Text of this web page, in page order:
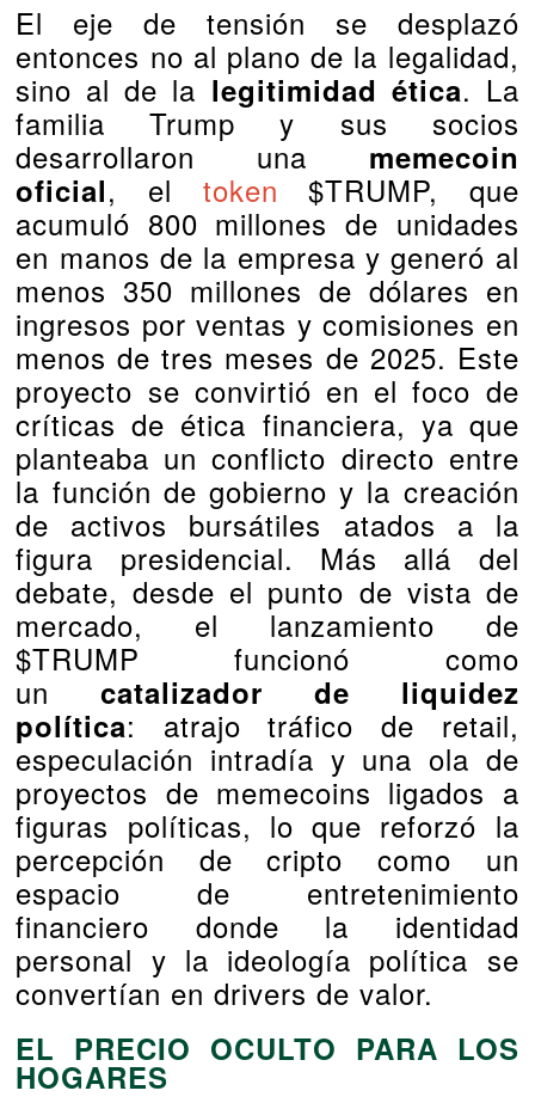
El eje de tensión se desplazó
entonces no al plano de la legalidad,
sino al de la legitimidad ética. La
familia Trump y sus socios
desarrollaron una memecoin
oficial, el token $TRUMP, que
acumuló 800 millones de unidades
en manos de la empresa y generó al
menos 350 millones de dólares en
ingresos por ventas y comisiones en
menos de tres meses de 2025. Este
proyecto se convirtió en el foco de
críticas de ética financiera, ya que
planteaba un conflicto directo entre
la función de gobierno y la creación
de activos bursátiles atados a la
figura presidencial. Más allá del
debate, desde el punto de vista de
mercado, el lanzamiento de
$TRUMP funcionó como
uncatalizador de liquidez
política: atrajo tráfico de retail,
especulación intradía y una ola de
proyectos de memecoins ligados a
figuras políticas, lo que reforzó la
percepción de cripto como un
espacio de entretenimiento
financiero donde la identidad
personal y la ideología política se
convertían en drivers de valor.
EL PRECIO OCULTO PARA LOS
HOGARES